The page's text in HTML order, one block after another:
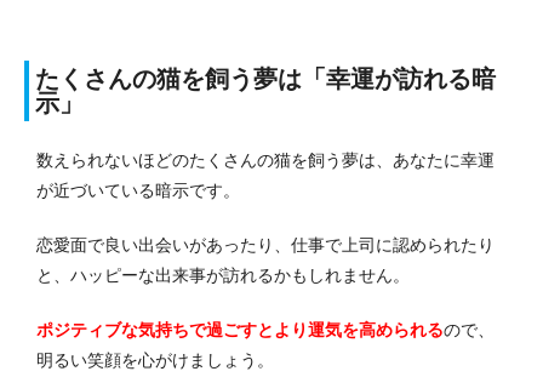
たくさんの猫を飼う夢は「幸運が訪れる暗
示」
数えられないほどのたくさんの猫を飼う夢は、あなたに幸運
が近づいている暗示です。
恋愛面で良い出会いがあったり、仕事で上司に認められたり
と、ハッピーな出来事が訪れるかもしれません。
ポジティブな気持ちで過ごすとより運気を高められるので、
明るい笑顔を心がけましょう。